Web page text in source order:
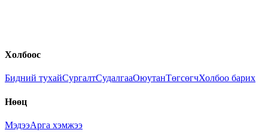
Холбоос
Бидний тухайСургалтСудалгааОюутанТөгсөгчХолбоо барих
Нөөц
МэдээАрга хэмжээ